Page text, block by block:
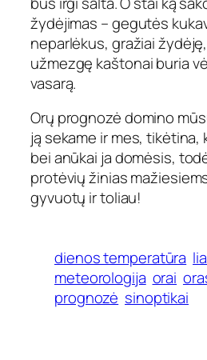
žydėjimas – gegutės
neparlėkus, gražiai
užmezgę kaštonai buria
vasarą.
Orų prognozė domino
ją sekame ir mes, tikėtina,
bei anūkai ja domėsis,
protėvių žinias
gyvuotų ir toliau!
dienos temperatūra
meteorologija orai
prognozė sinoptikai